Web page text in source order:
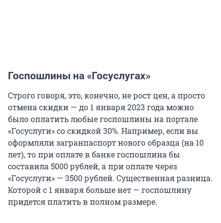
Госпошлины на «Госуслугах»
Строго говоря, это, конечно, не рост цен, а просто
отмена скидки — до 1 января 2023 года можно
было оплатить любые госпошлины на портале
«Госуслуги» со скидкой 30%. Например, если вы
оформляли загранпаспорт нового образца (на 10
лет), то при оплате в банке госпошлина бы
составила 5000 рублей, а при оплате через
«Госуслуги» — 3500 рублей. Существенная разница.
Которой с 1 января больше нет — госпошлину
придется платить в полном размере.